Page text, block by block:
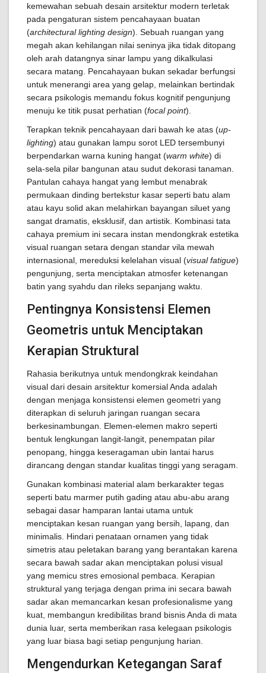
kemewahan sebuah desain arsitektur modern terletak
pada pengaturan sistem pencahayaan buatan
(architectural lighting design). Sebuah ruangan yang
megah akan kehilangan nilai seninya jika tidak ditopang
oleh arah datangnya sinar lampu yang dikalkulasi
secara matang. Pencahayaan bukan sekadar berfungsi
untuk menerangi area yang gelap, melainkan bertindak
secara psikologis memandu fokus kognitif pengunjung
menuju ke titik pusat perhatian (focal point).
Terapkan teknik pencahayaan dari bawah ke atas (up-
lighting) atau gunakan lampu sorot LED tersembunyi
berpendarkan warna kuning hangat (warm white) di
sela-sela pilar bangunan atau sudut dekorasi tanaman.
Pantulan cahaya hangat yang lembut menabrak
permukaan dinding bertekstur kasar seperti batu alam
atau kayu solid akan melahirkan bayangan siluet yang
sangat dramatis, eksklusif, dan artistik. Kombinasi tata
cahaya premium ini secara instan mendongkrak estetika
visual ruangan setara dengan standar vila mewah
internasional, mereduksi kelelahan visual (visual fatigue)
pengunjung, serta menciptakan atmosfer ketenangan
batin yang syahdu dan rileks sepanjang waktu.
Pentingnya Konsistensi Elemen
Geometris untuk Menciptakan
Kerapian Struktural
Rahasia berikutnya untuk mendongkrak keindahan
visual dari desain arsitektur komersial Anda adalah
dengan menjaga konsistensi elemen geometri yang
diterapkan di seluruh jaringan ruangan secara
berkesinambungan. Elemen-elemen makro seperti
bentuk lengkungan langit-langit, penempatan pilar
penopang, hingga keseragaman ubin lantai harus
dirancang dengan standar kualitas tinggi yang seragam.
Gunakan kombinasi material alam berkarakter tegas
seperti batu marmer putih gading atau abu-abu arang
sebagai dasar hamparan lantai utama untuk
menciptakan kesan ruangan yang bersih, lapang, dan
minimalis. Hindari penataan ornamen yang tidak
simetris atau peletakan barang yang berantakan karena
secara bawah sadar akan menciptakan polusi visual
yang memicu stres emosional pembaca. Kerapian
struktural yang terjaga dengan prima ini secara bawah
sadar akan memancarkan kesan profesionalisme yang
kuat, membangun kredibilitas brand bisnis Anda di mata
dunia luar, serta memberikan rasa kelegaan psikologis
yang luar biasa bagi setiap pengunjung harian.
Mengendurkan Ketegangan Saraf